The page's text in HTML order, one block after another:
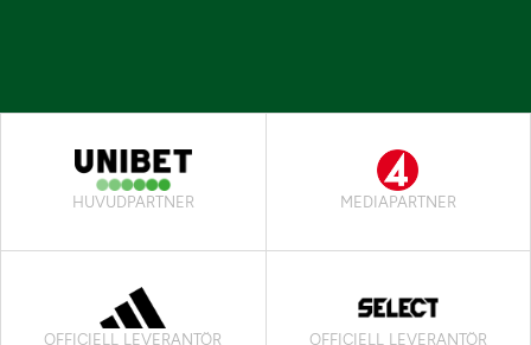
HUVUDPARTNER MEDIAPARTNER
OFFICIELL LEVERANTÖR OFFICIELL LEVERANTÖR